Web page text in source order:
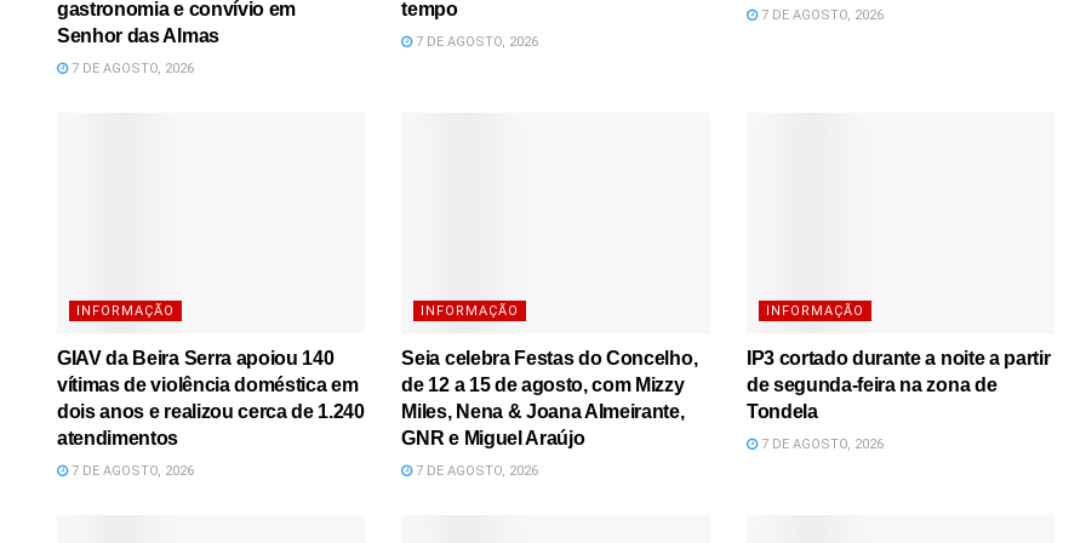
gastronomia e convívio em
Senhor das Almas
7 DE AGOSTO, 2026
tempo
7 DE AGOSTO, 2026
7 DE AGOSTO, 2026
INFORMAÇÃO
GIAV da Beira Serra apoiou 140
vítimas de violência doméstica em
dois anos e realizou cerca de 1.240
atendimentos
7 DE AGOSTO, 2026
INFORMAÇÃO
Seia celebra Festas do Concelho,
de 12 a 15 de agosto, com Mizzy
Miles, Nena & Joana Almeirante,
GNR e Miguel Araújo
7 DE AGOSTO, 2026
INFORMAÇÃO
IP3 cortado durante a noite a partir
de segunda-feira na zona de
Tondela
7 DE AGOSTO, 2026